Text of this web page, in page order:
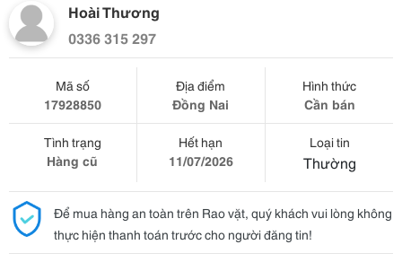
Hoài Thương
0336 315 297
Mã số
17928850
Địa điểm
Đồng Nai
Hình thức
Cần bán
Tình trạng
Hàng cũ
Hết hạn
11/07/2026
Loại tin
Thường
Để mua hàng an toàn trên Rao vặt, quý khách vui lòng không
thực hiện thanh toán trước cho người đăng tin!